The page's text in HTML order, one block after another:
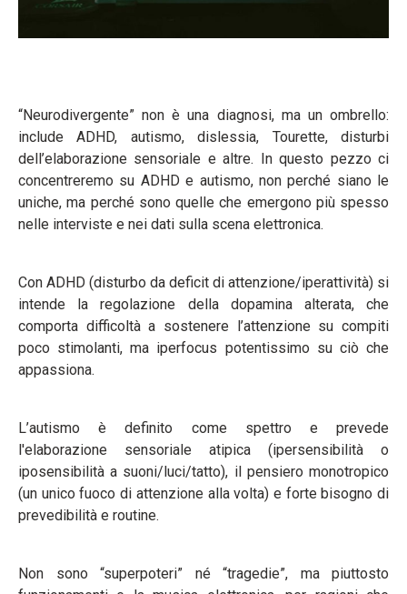
“Neurodivergente” non è una diagnosi, ma un ombrello:
include ADHD, autismo, dislessia, Tourette, disturbi
dell’elaborazione sensoriale e altre. In questo pezzo ci
concentreremo su ADHD e autismo, non perché siano le
uniche, ma perché sono quelle che emergono più spesso
nelle interviste e nei dati sulla scena elettronica.
Con ADHD (disturbo da deficit di attenzione/iperattività) si
intende la regolazione della dopamina alterata, che
comporta difficoltà a sostenere l’attenzione su compiti
poco stimolanti, ma iperfocus potentissimo su ciò che
appassiona.
L’autismo è definito come spettro e prevede
l'elaborazione sensoriale atipica (ipersensibilità o
iposensibilità a suoni/luci/tatto), il pensiero monotropico
(un unico fuoco di attenzione alla volta) e forte bisogno di
prevedibilità e routine.
Non sono “superpoteri” né “tragedie”, ma piuttosto